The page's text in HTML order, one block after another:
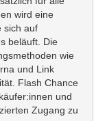
wird eine
sich auf
beläuft. Die
wie
und Link
Flash Chance
und
Zugang zu